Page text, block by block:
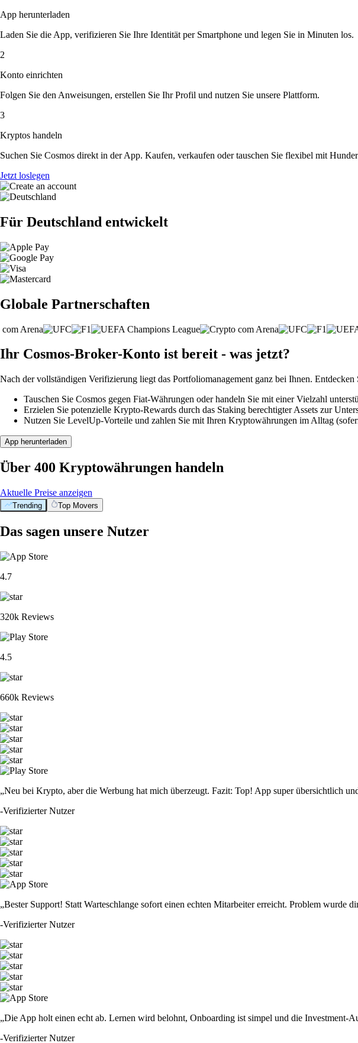
App herunterladen
Laden Sie die App, verifizieren Sie Ihre Identität per Smartphone und legen Sie in Minuten los.
2
Konto einrichten
Folgen Sie den Anweisungen, erstellen Sie Ihr Profil und nutzen Sie unsere Plattform.
3
Kryptos handeln
Suchen Sie Cosmos direkt in der App. Kaufen, verkaufen oder tauschen Sie flexibel mit
Jetzt loslegen
Für Deutschland entwickelt
Globale Partnerschaften
Ihr Cosmos-Broker-Konto ist bereit - was jetzt?
Nach der vollständigen Verifizierung liegt das Portfoliomanagement ganz bei Ihnen. Entdecken
Tauschen Sie Cosmos gegen Fiat-Währungen oder handeln Sie mit einer Vielzahl
Erzielen Sie potenzielle Krypto-Rewards durch das Staking berechtigter Assets zur
Nutzen Sie LevelUp-Vorteile und zahlen Sie mit Ihren Kryptowährungen im Alltag
App herunterladen
Über 400 Kryptowährungen handeln
Aktuelle Preise anzeigen
Trending Top Movers
Das sagen unsere Nutzer
4.7
320k Reviews
4.5
660k Reviews
„Neu bei Krypto, aber die Werbung hat mich überzeugt. Fazit: Top! App super übersichtlich
-Verifizierter Nutzer
„Bester Support! Statt Warteschlange sofort einen echten Mitarbeiter erreicht. Problem wurde
-Verifizierter Nutzer
„Die App holt einen echt ab. Lernen wird belohnt, Onboarding ist simpel und die Investment-
-Verifizierter Nutzer